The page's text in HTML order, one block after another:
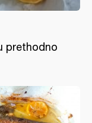
prethodno